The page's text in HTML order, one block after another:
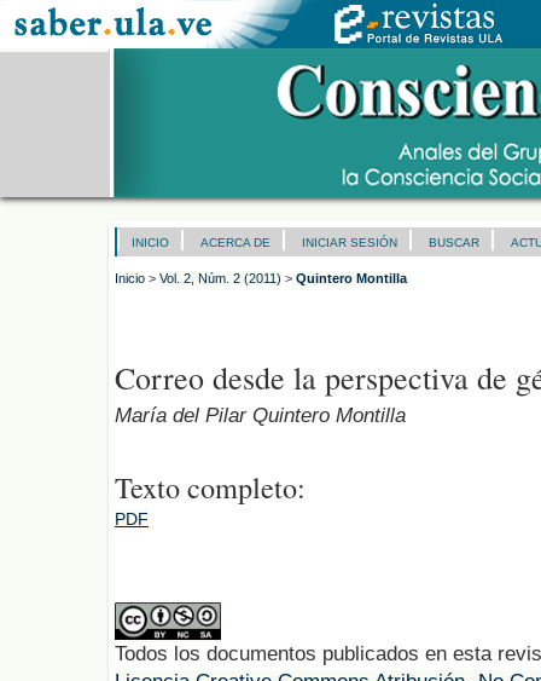
INICIO ACERCA DE INICIAR SESIÓN BUSCAR
Inicio > Vol. 2, Núm. 2 (2011) > Quintero Montilla
Correo desde la perspectiva de
María del Pilar Quintero Montilla
Texto completo:
PDF
Todos los documentos publicados en esta